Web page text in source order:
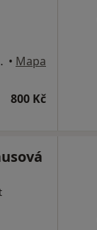
Hradiště) • Mapa
800 Kč